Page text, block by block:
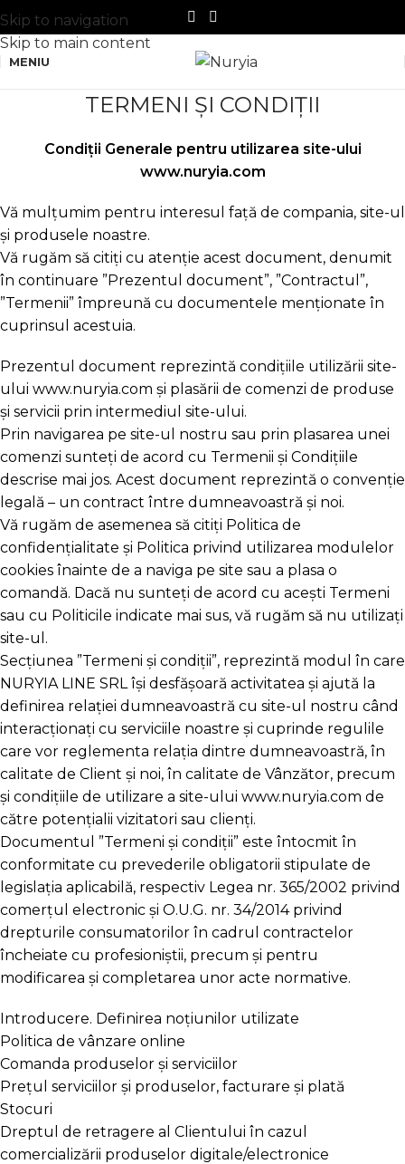
Skip to navigation
Skip to main content
MENIU
TERMENI ȘI CONDIȚII
Condiții Generale pentru utilizarea site-ului
www.nuryia.com
Vă mulțumim pentru interesul față de compania, site-ul
și produsele noastre.
Vă rugăm să citiți cu atenție acest document, denumit
în continuare ”Prezentul document”, ”Contractul”,
”Termenii” împreună cu documentele menționate în
cuprinsul acestuia.
Prezentul document reprezintă condițiile utilizării site-
ului www.nuryia.com și plasării de comenzi de produse
și servicii prin intermediul site-ului.
Prin navigarea pe site-ul nostru sau prin plasarea unei
comenzi sunteți de acord cu Termenii și Condițiile
descrise mai jos. Acest document reprezintă o convenție
legală – un contract între dumneavoastră și noi.
Vă rugăm de asemenea să citiți Politica de
confidențialitate și Politica privind utilizarea modulelor
cookies înainte de a naviga pe site sau a plasa o
comandă. Dacă nu sunteți de acord cu acești Termeni
sau cu Politicile indicate mai sus, vă rugăm să nu utilizați
site-ul.
Secțiunea ”Termeni și condiții”, reprezintă modul în care
NURYIA LINE SRL își desfășoară activitatea și ajută la
definirea relației dumneavoastră cu site-ul nostru când
interacționați cu serviciile noastre și cuprinde regulile
care vor reglementa relația dintre dumneavoastră, în
calitate de Client și noi, în calitate de Vânzător, precum
și condițiile de utilizare a site-ului www.nuryia.com de
către potențialii vizitatori sau clienți.
Documentul ”Termeni și condiții” este întocmit în
conformitate cu prevederile obligatorii stipulate de
legislația aplicabilă, respectiv Legea nr. 365/2002 privind
comerțul electronic și O.U.G. nr. 34/2014 privind
drepturile consumatorilor în cadrul contractelor
încheiate cu profesioniștii, precum și pentru
modificarea și completarea unor acte normative.
Introducere. Definirea noțiunilor utilizate
Politica de vânzare online
Comanda produselor și serviciilor
Prețul serviciilor și produselor, facturare și plată
Stocuri
Dreptul de retragere al Clientului în cazul
comercializării produselor digitale/electronice